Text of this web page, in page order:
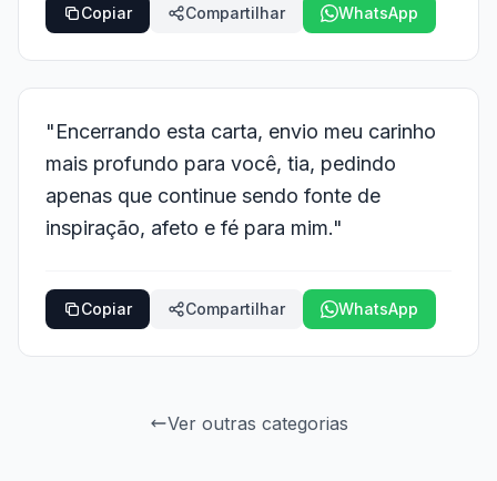
Copiar Compartilhar WhatsApp
"Encerrando esta carta, envio meu carinho
mais profundo para você, tia, pedindo
apenas que continue sendo fonte de
inspiração, afeto e fé para mim."
Copiar Compartilhar WhatsApp
Ver outras categorias